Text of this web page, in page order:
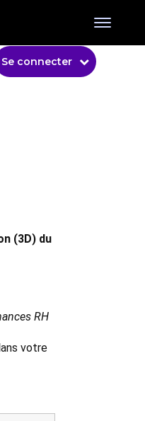
Se connecter
(3D) du
RH
votre